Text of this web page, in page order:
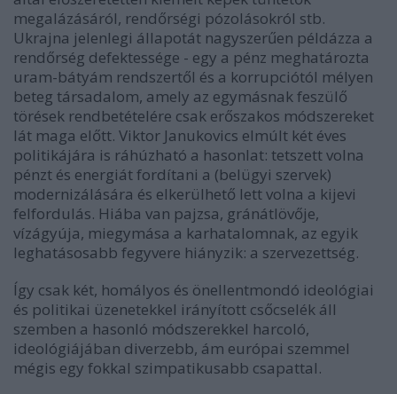
megalázásáról, rendőrségi pózolásokról stb.
Ukrajna jelenlegi állapotát nagyszerűen példázza a
rendőrség defektessége - egy a pénz meghatározta
uram-bátyám rendszertől és a korrupciótól mélyen
beteg társadalom, amely az egymásnak feszülő
törések rendbetételére csak erőszakos módszereket
lát maga előtt. Viktor Janukovics elmúlt két éves
politikájára is ráhúzható a hasonlat: tetszett volna
pénzt és energiát fordítani a (belügyi szervek)
modernizálására és elkerülhető lett volna a kijevi
felfordulás. Hiába van pajzsa, gránátlövője,
vízágyúja, miegymása a karhatalomnak, az egyik
leghatásosabb fegyvere hiányzik: a szervezettség.
Így csak két, homályos és önellentmondó ideológiai
és politikai üzenetekkel irányított csőcselék áll
szemben a hasonló módszerekkel harcoló,
ideológiájában diverzebb, ám európai szemmel
mégis egy fokkal szimpatikusabb csapattal.